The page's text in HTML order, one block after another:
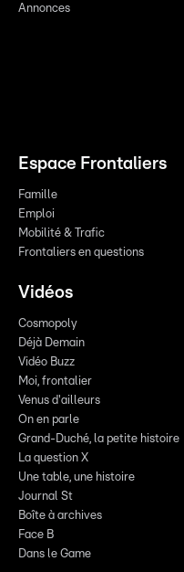
Annonces
Espace Frontaliers
Famille
Emploi
Mobilité & Trafic
Frontaliers en questions
Vidéos
Cosmopoly
Déjà Demain
Vidéo Buzz
Moi, frontalier
Venus d'ailleurs
On en parle
Grand-Duché, la petite histoire
La question X
Une table, une histoire
Journal St
Boîte à archives
Face B
Dans le Game